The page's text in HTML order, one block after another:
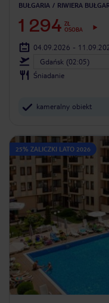
BUŁGARIA RIWIERA
1 294 ZŁ
OSOBA
04.09.2026 -
Gdańsk (02:05)
Śniadanie
kameralny obiekt
25% ZALICZKI LATO 2026